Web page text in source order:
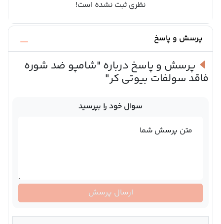
نظری ثبت نشده است!
پرسش و پاسخ
پرسش و پاسخ درباره "شامپو ضد شوره
فاقد سولفات بیوتی کر"
سوال خود را بپرسید
متن پرسش شما
ارسال پرسش